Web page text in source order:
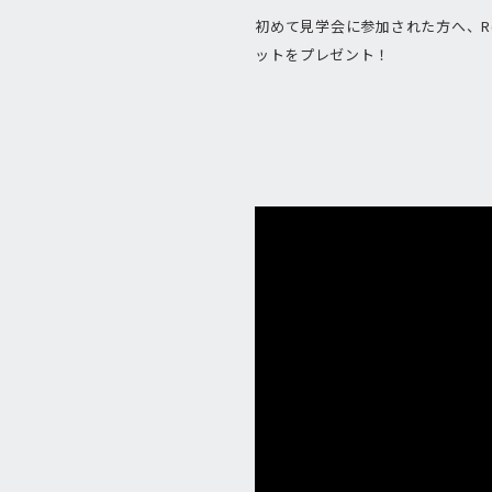
初めて見学会に参加された方へ、
ットをプレゼント！